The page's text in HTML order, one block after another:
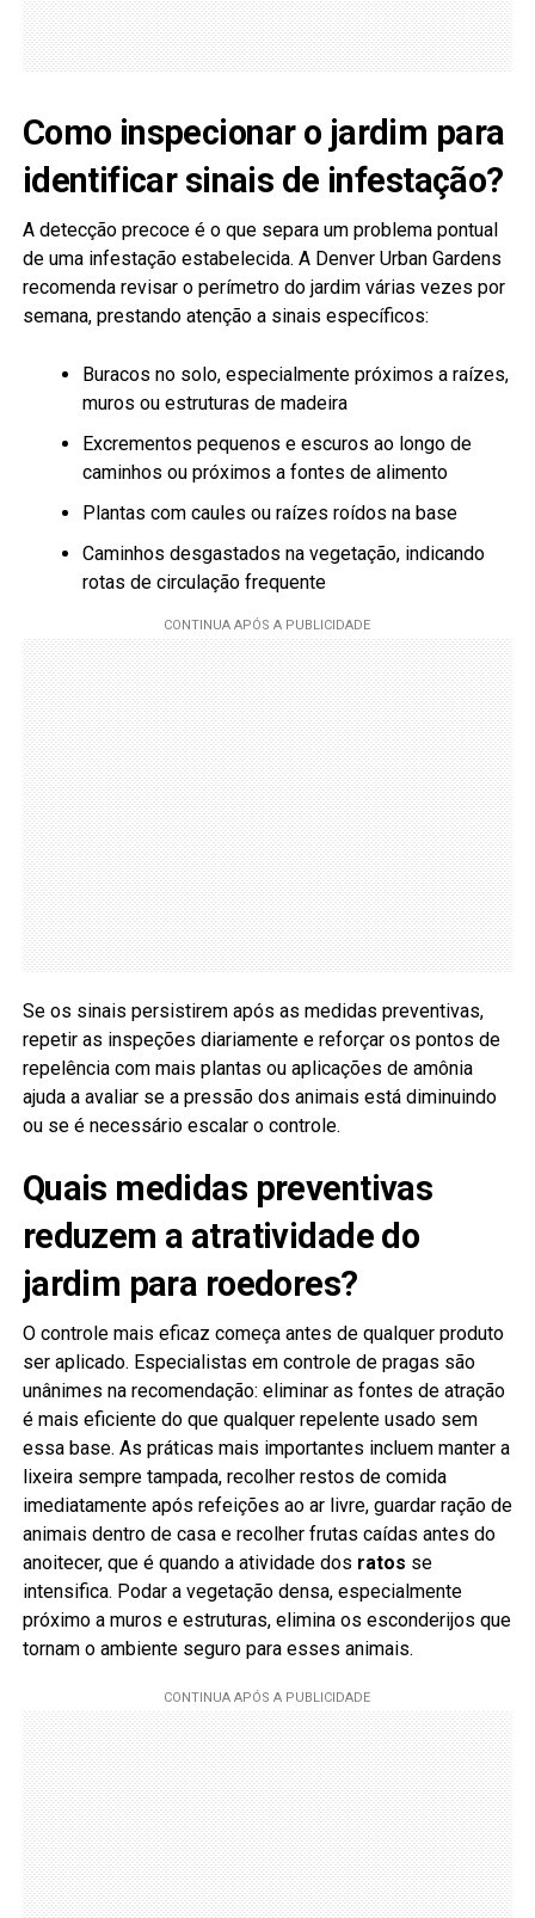
Como inspecionar o jardim para
identificar sinais de infestação?
A detecção precoce é o que separa um problema pontual
de uma infestação estabelecida. A Denver Urban Gardens
recomenda revisar o perímetro do jardim várias vezes por
semana, prestando atenção a sinais específicos:
Buracos no solo, especialmente próximos a raízes,
muros ou estruturas de madeira
Excrementos pequenos e escuros ao longo de
caminhos ou próximos a fontes de alimento
Plantas com caules ou raízes roídos na base
Caminhos desgastados na vegetação, indicando
rotas de circulação frequente
Se os sinais persistirem após as medidas preventivas,
repetir as inspeções diariamente e reforçar os pontos de
repelência com mais plantas ou aplicações de amônia
ajuda a avaliar se a pressão dos animais está diminuindo
ou se é necessário escalar o controle.
Quais medidas preventivas
reduzem a atratividade do
jardim para roedores?
O controle mais eficaz começa antes de qualquer produto
ser aplicado. Especialistas em controle de pragas são
unânimes na recomendação: eliminar as fontes de atração
é mais eficiente do que qualquer repelente usado sem
essa base. As práticas mais importantes incluem manter a
lixeira sempre tampada, recolher restos de comida
imediatamente após refeições ao ar livre, guardar ração de
animais dentro de casa e recolher frutas caídas antes do
anoitecer, que é quando a atividade dos ratos se
intensifica. Podar a vegetação densa, especialmente
próximo a muros e estruturas, elimina os esconderijos que
tornam o ambiente seguro para esses animais.